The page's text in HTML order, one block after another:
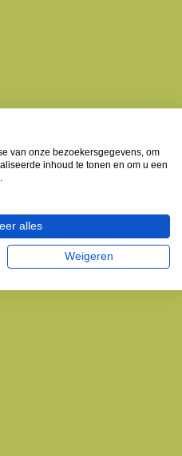
van onze bezoekersgegevens, om
inhoud te tonen en om u een
alles
Weigeren